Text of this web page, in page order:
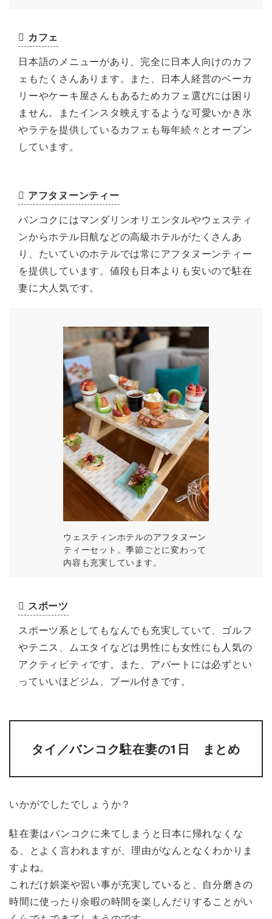
カフェ
日本語のメニューがあり、完全に日本人向けのカフ
ェもたくさんあります。また、日本人経営のベーカ
リーやケーキ屋さんもあるためカフェ選びには困り
ません。またインスタ映えするような可愛いかき氷
やラテを提供しているカフェも毎年続々とオープン
しています。
アフタヌーンティー
バンコクにはマンダリンオリエンタルやウェスティ
ンからホテル日航などの高級ホテルがたくさんあ
り、たいていのホテルでは常にアフタヌーンティー
を提供しています。値段も日本よりも安いので駐在
妻に大人気です。
ウェスティンホテルのアフタヌーン
ティーセット。季節ごとに変わって
内容も充実しています。
スポーツ
スポーツ系としてもなんでも充実していて、ゴルフ
やテニス、ムエタイなどは男性にも女性にも人気の
アクティビティです。また、アパートには必ずとい
っていいほどジム、プール付きです。
タイ／バンコク駐在妻の1日 まとめ
いかがでしたでしょうか？
駐在妻はバンコクに来てしまうと日本に帰れなくな
る、とよく言われますが、理由がなんとなくわかりま
すよね。
これだけ娯楽や習い事が充実していると、自分磨きの
時間に使ったり余暇の時間を楽しんだりすることがい